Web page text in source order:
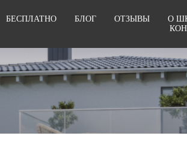
БЕСПЛАТНО БЛОГ ОТЗЫВЫ
О